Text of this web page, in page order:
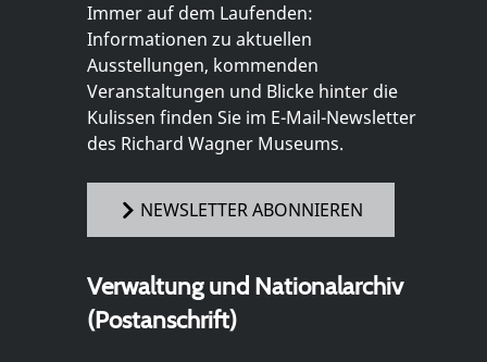
Immer auf dem Laufenden:
Informationen zu aktuellen
Ausstellungen, kommenden
Veranstaltungen und Blicke hinter die
Kulissen finden Sie im E-Mail-Newsletter
des Richard Wagner Museums.
NEWSLETTER ABONNIEREN
Verwaltung und Nationalarchiv
(Postanschrift)